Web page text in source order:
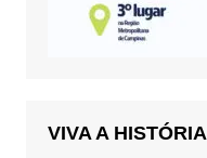
VIVA A HISTÓRIA